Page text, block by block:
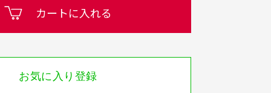
カートに入れる
お気に入り登録